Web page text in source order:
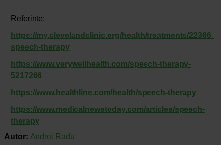
Referinte:
https://my.clevelandclinic.org/health/treatments/22366-
speech-therapy
https://www.verywellhealth.com/speech-therapy-
5217266
https://www.healthline.com/health/speech-therapy
https://www.medicalnewstoday.com/articles/speech-
therapy
Autor: Andrei Radu